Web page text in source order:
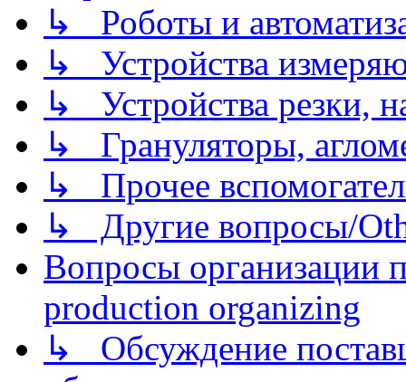
↳ Роботы и
↳ Устройства
↳ Устройства резки,
↳ Грануляторы,
↳ Прочее
↳ Другие вопросы/
Вопросы организации
production organizing
↳ Обсуждение